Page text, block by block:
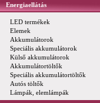
Energiaellátás
LED termékek
Elemek
Akkumulátorok
Speciális akkumulátorok
Külső akkumulátorok
Akkumulátortöltők
Speciális akkumulátortöltők
Autós töltők
Lámpák, elemlámpák